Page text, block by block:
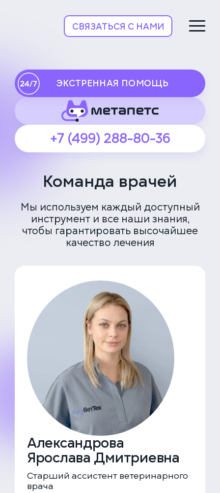
СВЯЗАТЬСЯ С НАМИ
ЭКСТРЕННАЯ ПОМОЩЬ
+7 (499) 288-80-36
Команда врачей
Мы используем каждый доступный
инструмент и все наши знания,
чтобы гарантировать высочайшее
качество лечения
Александрова
Ярослава Дмитриевна
Старший ассистент ветеринарного
врача
ЕДИНАЯ СПРАВОЧНАЯ (КРУГЛОСУТОЧНО)
+7 (499) 288-80-36
Закажите звонок, и мы перезвоним вам в течение